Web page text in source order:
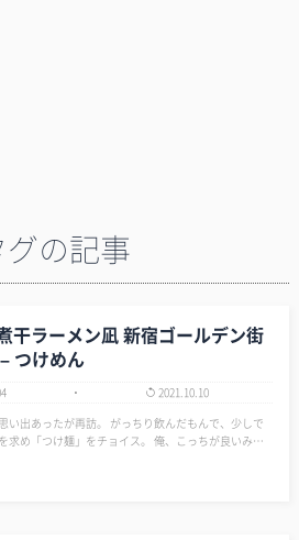
の記事
干ラーメン凪 新宿ゴールデン街
つけめん
2021.10.10
い出あったが再訪。 がっちり飲んだもんで、少しで
つけ麺」をチョイス。 俺、こっちが良いみた